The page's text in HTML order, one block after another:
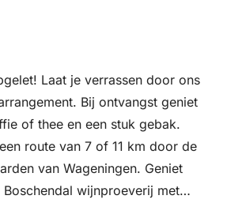
Laat je verrassen door ons
Bij ontvangst geniet
of thee en een stuk gebak.
route van 7 of 11 km door de
van Wageningen. Geniet
wijnproeverij met